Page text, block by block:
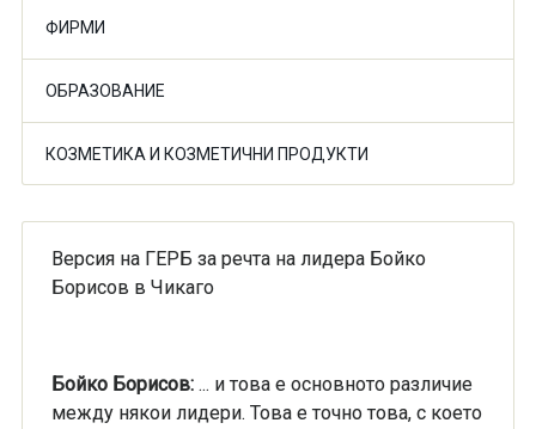
ФИРМИ
ОБРАЗОВАНИЕ
КОЗМЕТИКА И КОЗМЕТИЧНИ ПРОДУКТИ
Версия на ГЕРБ за речта на лидера Бойко
Борисов в Чикаго
Бойко Борисов: ... и това е основното различие
между някои лидери. Това е точно това, с което